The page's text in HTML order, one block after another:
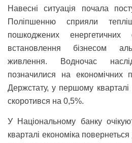
Навесні ситуація почала
Поліпшенню сприяли
пошкоджених енергетичних
встановлення бізнесом
живлення. Водночас
позначилися на економічних
Держстату, у першому
скоротився на 0,5%.
У Національному банку
кварталі економіка